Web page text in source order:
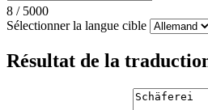
8 / 5000
Sélectionner la langue cible
Résultat de la